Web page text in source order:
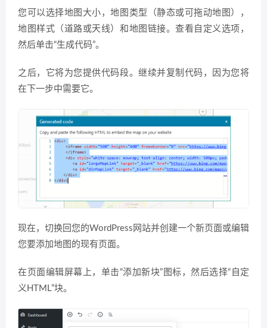
您可以选择地图大小，地图类型（静态或可拖动地图），
地图样式（道路或天线）和地图链接。查看自定义选项，
然后单击“生成代码”。
之后，它将为您提供代码段。继续并复制代码，因为您将
在下一步中需要它。
现在，切换回您的WordPress网站并创建一个新页面或编辑
您要添加地图的现有页面。
在页面编辑屏幕上，单击“添加新块”图标，然后选择“自定
义HTML”块。